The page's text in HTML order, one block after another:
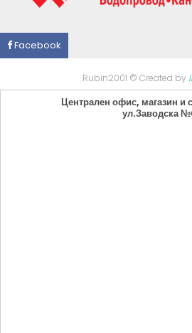
Facebook
Rubin2001 © Created by
Централен офис, магазин и
ул.Заводска